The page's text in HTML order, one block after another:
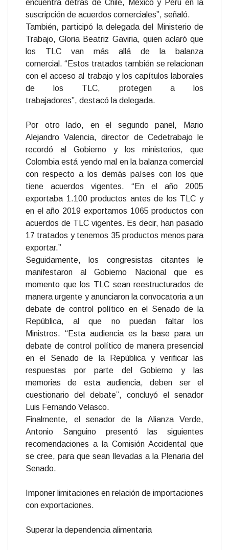
encuentra detrás de Chile, México y Perú en la
suscripción de acuerdos comerciales”, señaló.
También, participó la delegada del Ministerio de
Trabajo, Gloria Beatriz Gaviria, quien aclaró que
los TLC van más allá de la balanza
comercial. “Estos tratados también se relacionan
con el acceso al trabajo y los capítulos laborales
de los TLC, protegen a los
trabajadores”, destacó la delegada.
Por otro lado, en el segundo panel, Mario
Alejandro Valencia, director de Cedetrabajo le
recordó al Gobierno y los ministerios, que
Colombia está yendo mal en la balanza comercial
con respecto a los demás países con los que
tiene acuerdos vigentes. “En el año 2005
exportaba 1.100 productos antes de los TLC y
en el año 2019 exportamos 1065 productos con
acuerdos de TLC vigentes. Es decir, han pasado
17 tratados y tenemos 35 productos menos para
exportar.”
Seguidamente, los congresistas citantes le
manifestaron al Gobierno Nacional que es
momento que los TLC sean reestructurados de
manera urgente y anunciaron la convocatoria a un
debate de control político en el Senado de la
República, al que no puedan faltar los
Ministros. “Esta audiencia es la base para un
debate de control político de manera presencial
en el Senado de la República y verificar las
respuestas por parte del Gobierno y las
memorias de esta audiencia, deben ser el
cuestionario del debate”, concluyó el senador
Luis Fernando Velasco.
Finalmente, el senador de la Alianza Verde,
Antonio Sanguino presentó las siguientes
recomendaciones a la Comisión Accidental que
se cree, para que sean llevadas a la Plenaria del
Senado.
Imponer limitaciones en relación de importaciones
con exportaciones.
Superar la dependencia alimentaria